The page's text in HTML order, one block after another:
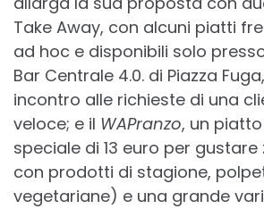
Take Away, con alcuni piatti
ad hoc e disponibili solo
Bar Centrale 4.0. di Piazza
incontro alle richieste di una
veloce; e il WAPranzo, un
speciale di 13 euro per
con prodotti di stagione,
vegetariane) e una grande